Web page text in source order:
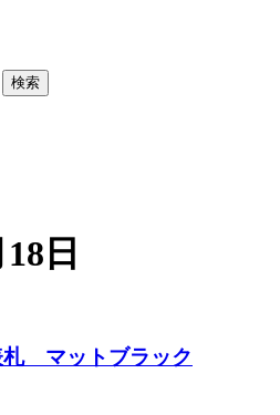
日
札 マットブラック